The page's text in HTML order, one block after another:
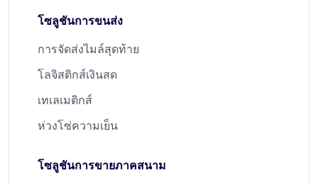
โซลูชันการขนส่ง
การจัดส่งไมล์สุดท้าย
โลจิสติกส์เงินสด
เทเลเมติกส์
ห่วงโซ่ความเย็น
โซลูชันการขายภาคสนาม